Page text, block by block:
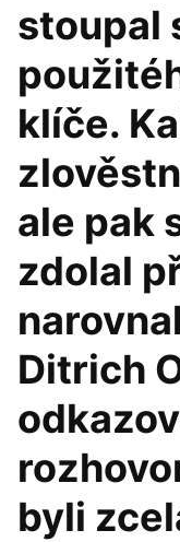
stoupal
klíče.
ale pak
zdolal
Ditrich
byli